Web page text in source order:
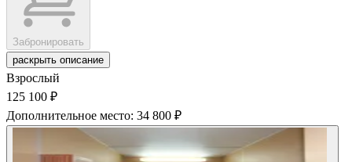
Забронировать
раскрыть описание
Взрослый
125 100 ₽
Дополнительное место: 34 800 ₽